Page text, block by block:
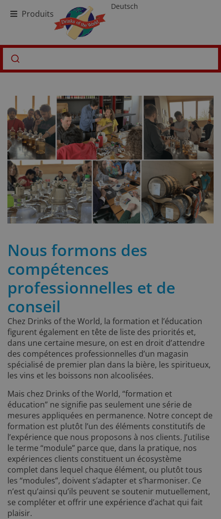
Produits
Deutsch
Nous formons des
compétences
professionnelles et de
conseil
Chez Drinks of the World, la formation et l’éducation
figurent également en tête de liste des priorités et,
dans une certaine mesure, on est en droit d’attendre
des compétences professionnelles d’un magasin
spécialisé de premier plan dans la bière, les spiritueux,
les vins et les boissons non alcoolisées.
Mais chez Drinks of the World, “formation et
éducation” ne signifie pas seulement une série de
mesures appliquées en permanence. Notre concept de
formation est plutôt l’un des éléments constitutifs de
l’expérience que nous proposons à nos clients. J’utilise
le terme “module” parce que, dans la pratique, nos
expériences clients constituent un écosystème
complet dans lequel chaque élément, ou plutôt tous
les “modules”, doivent s’adapter et s’harmoniser. Ce
n’est qu’ainsi qu’ils peuvent se soutenir mutuellement,
se compléter et offrir une expérience d’achat qui fait
plaisir.